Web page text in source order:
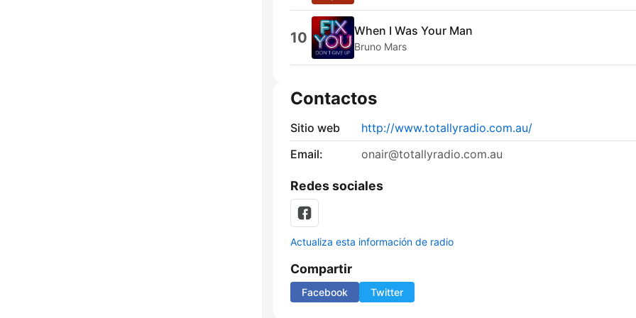
10 When I Was Your Man
Bruno Mars
Contactos
Sitio web
http://www.totallyradio.com.au/
Email:
onair@totallyradio.com.au
Redes sociales
Actualiza esta información de radio
Compartir
Facebook Twitter